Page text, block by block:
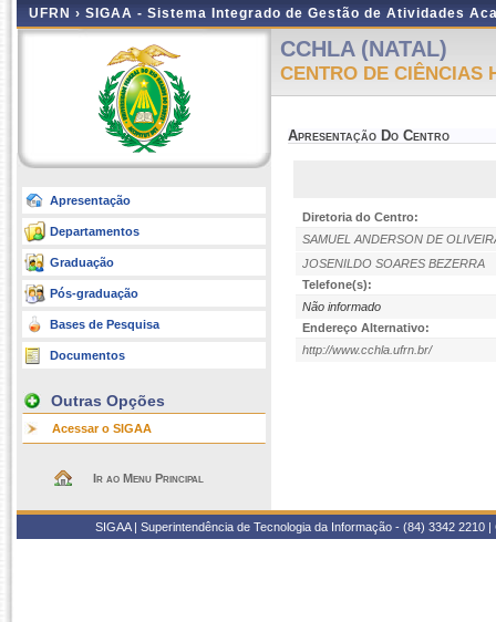
UFRN › SIGAA - Sistema Integrado de Gestão de Atividades
Apresentação
Departamentos
Graduação
Pós-graduação
Bases de Pesquisa
Documentos
Outras Opções
Acessar o SIGAA
Ir ao Menu Principal
CCHLA (NATAL)
CENTRO DE CIÊNCIAS
Apresentação Do Centro
Diretoria do Centro:
SAMUEL ANDERSON DE
JOSENILDO SOARES BEZERRA
Telefone(s):
Não informado
Endereço Alternativo:
http://www.cchla.ufrn.br/
SIGAA | Superintendência de Tecnologia da Informação - (84) 3342